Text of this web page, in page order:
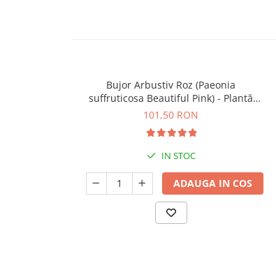
Bujor Arbustiv Roz (Paeonia
suffruticosa Beautiful Pink) - Plantă
înrădăcinată
101,50 RON
IN STOC
ADAUGA IN COS